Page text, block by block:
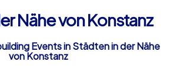
Nähe von Konstanz
Events in Städten in der Nähe
von Konstanz